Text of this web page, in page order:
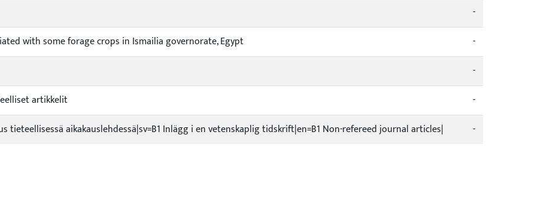
-
with some forage crops in Ismailia governorate, Egypt
-
-
artikkelit
-
tieteellisessä aikakauslehdessä|sv=B1 Inlägg i en vetenskaplig tidskrift|en=B1 Non-refereed journal articles| -